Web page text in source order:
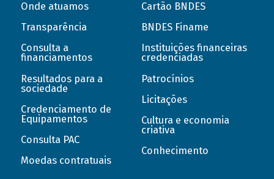
Onde atuamos
Transparência
Consulta a
financiamentos
Resultados para a
sociedade
Credenciamento de
Equipamentos
Consulta PAC
Moedas contratuais
Cartão BNDES
BNDES Finame
Instituições financeiras
credenciadas
Patrocínios
Licitações
Cultura e economia
criativa
Conhecimento